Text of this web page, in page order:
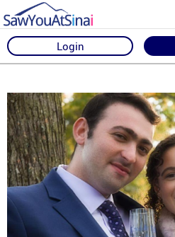
Login